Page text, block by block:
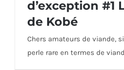
d’exception #1
de Kobé
Chers amateurs de viande,
perle rare en termes de